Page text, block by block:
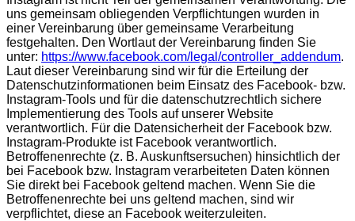
uns gemeinsam obliegenden Verpflichtungen wurden in
einer Vereinbarung über gemeinsame Verarbeitung
festgehalten. Den Wortlaut der Vereinbarung finden Sie
unter: https://www.facebook.com/legal/controller_addendum.
Laut dieser Vereinbarung sind wir für die Erteilung der
Datenschutzinformationen beim Einsatz des Facebook- bzw.
Instagram-Tools und für die datenschutzrechtlich sichere
Implementierung des Tools auf unserer Website
verantwortlich. Für die Datensicherheit der Facebook bzw.
Instagram-Produkte ist Facebook verantwortlich.
Betroffenenrechte (z. B. Auskunftsersuchen) hinsichtlich der
bei Facebook bzw. Instagram verarbeiteten Daten können
Sie direkt bei Facebook geltend machen. Wenn Sie die
Betroffenenrechte bei uns geltend machen, sind wir
verpflichtet, diese an Facebook weiterzuleiten.